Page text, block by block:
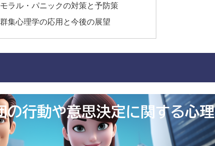
モラル・パニックの対策と予防策
群集心理学の応用と今後の展望